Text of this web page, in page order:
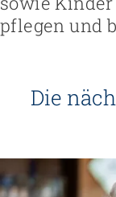
pflegen und
Die